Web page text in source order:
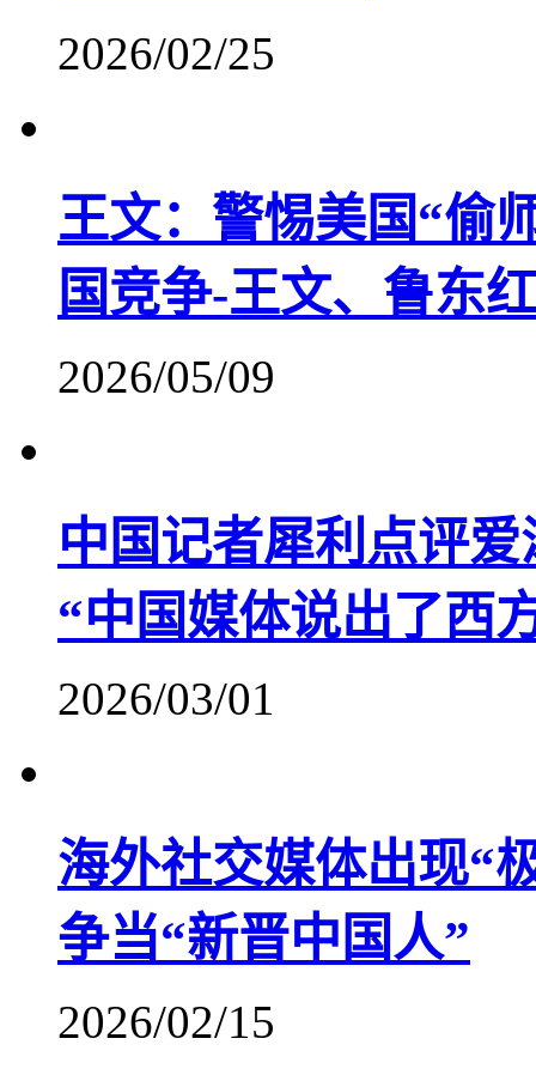
2026/02/25
王文：警惕美国“偷
国竞争-王文、鲁东红
2026/05/09
中国记者犀利点评
“中国媒体说出了西
2026/03/01
海外社交媒体出现“
争当“新晋中国人”
2026/02/15